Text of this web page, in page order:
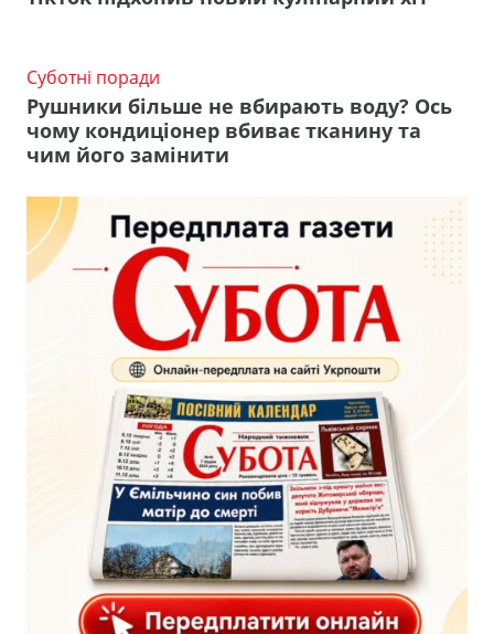
Суботні поради
Рушники більше не вбирають воду? Ось
чому кондиціонер вбиває тканину та
чим його замінити